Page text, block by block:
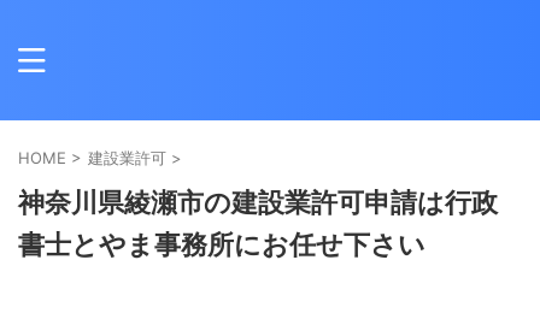
HOME > 建設業許可 >
神奈川県綾瀬市の建設業許可申請は行政
書士とやま事務所にお任せ下さい